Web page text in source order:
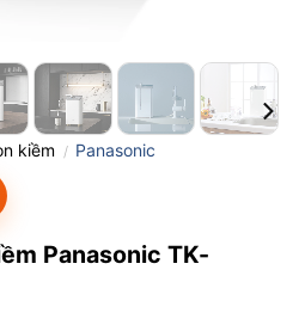
kiềm / Panasonic
Panasonic TK-